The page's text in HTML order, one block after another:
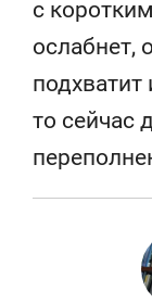
с
ослабнет,
то сейчас